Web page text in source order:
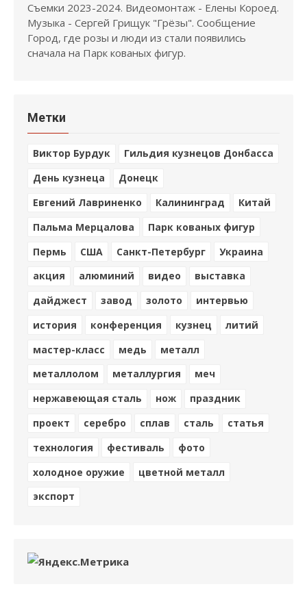
Съемки 2023-2024. Видеомонтаж - Елены Короед.
Музыка - Сергей Грищук "Грёзы". Сообщение
Город, где розы и люди из стали появились
сначала на Парк кованых фигур.
Метки
Виктор Бурдук
Гильдия кузнецов Донбасса
День кузнеца
Донецк
Евгений Лавриненко
Калининград
Китай
Пальма Мерцалова
Парк кованых фигур
Пермь
США Санкт-Петербург
Украина
акция
алюминий видео
выставка
дайджест
завод золото
интервью
история
конференция кузнец
литий
мастер-класс
медь
металл
металлолом
металлургия
меч
нержавеющая сталь
нож
праздник
проект
серебро сплав сталь
статья
технология
фестиваль
фото
холодное оружие
цветной металл
экспорт